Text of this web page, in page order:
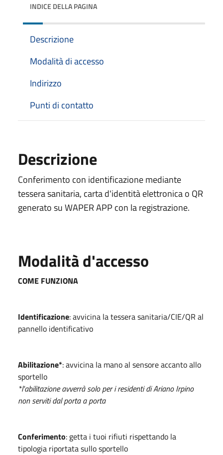
INDICE DELLA PAGINA
Descrizione
Modalità di accesso
Indirizzo
Punti di contatto
Descrizione
Conferimento con identificazione mediante
tessera sanitaria, carta d'identità elettronica o QR
generato su WAPER APP con la registrazione.
Modalità d'accesso
COME FUNZIONA
Identificazione: avvicina la tessera sanitaria/CIE/QR al
pannello identificativo
Abilitazione*: avvicina la mano al sensore accanto allo
sportello
*l'abilitazione avverrà solo per i residenti di Ariano Irpino
non serviti dal porta a porta
Conferimento: getta i tuoi rifiuti rispettando la
tipologia riportata sullo sportello